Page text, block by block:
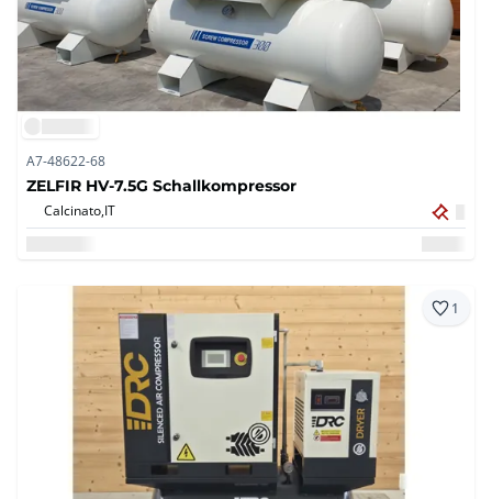
A7-48622-68
ZELFIR HV-7.5G Schallkompressor
Calcinato,IT
1